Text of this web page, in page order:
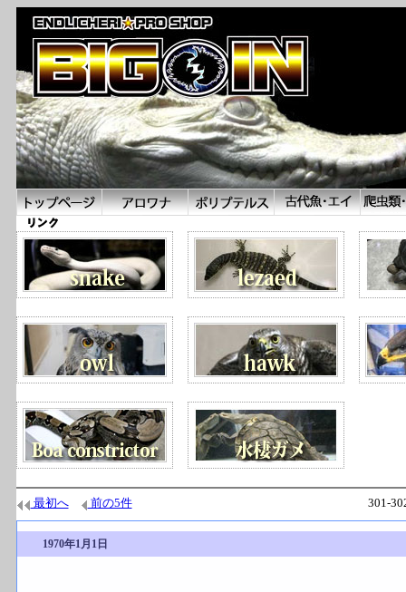
最初へ 前の5件 301-
1970年1月1日